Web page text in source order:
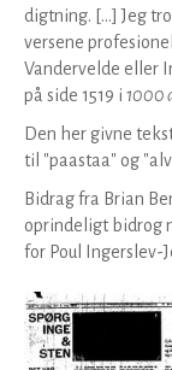
digtning. [...] Jeg
versene
Vandervelde eller
på side 1519 i 1000
Den her givne
til "paastaa" og
Bidrag fra Brian
oprindeligt bidrog
for Poul Ingerslev-